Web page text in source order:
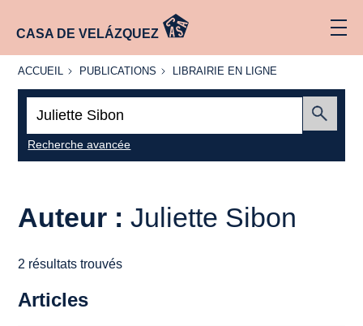
CASA DE VELÁZQUEZ
ACCUEIL
ACCUEIL PUBLICATIONS
PUBLICATIONS
LIBRAIRIE
LIBRAIRIE EN LIGNE
Recherche avancée
Auteur :Juliette Sibon
2 résultats trouvés
Articles